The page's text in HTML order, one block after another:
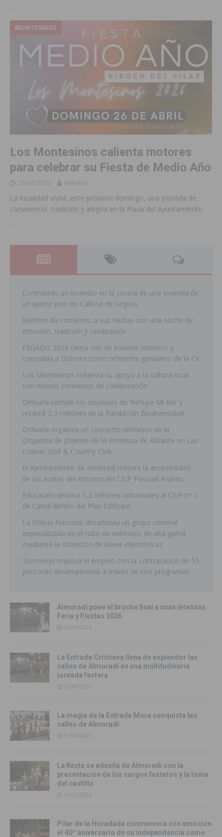
MONTESINOS
Los Montesinos calienta motores
para celebrar su Fiesta de Medio Año
22/04/2026 Roberto
La localidad vivirá, este próximo domingo, una jornada de
convivencia, tradición y alegría en la Plaza del Ayuntamiento
Controlado un incendio en la cocina de una vivienda de
un quinto piso en Callosa de Segura
Benferri da comienzo a sus fiestas con una noche de
emoción, tradición y celebración
FEGADO 2026 cierra con un balance histórico y
consolida a Dolores como referente ganadero de la CV
Los Montesinos refuerza su apoyo a la cultura local
con nuevos convenios de colaboración
Orihuela cumple los objetivos de ‘Refluye Mi Río’ y
recibirá 3,3 millones de la Fundación Biodiversidad
Orihuela organiza un concierto sinfónico de la
Orquesta de Jóvenes de la Provincia de Alicante en Las
Colinas Golf & Country Club
El Ayuntamiento de Almoradí mejora la accesibilidad
de las aceras del entorno del CEIP Pascual Andreu
Educación destina 1,2 millones adicionales al CEIP nº 2
de Catral dentro del Plan Edificant
La Policía Nacional desarticula un grupo criminal
especializado en el robo de vehículos de alta gama
mediante la clonación de llaves electrónicas
Torrevieja impulsa el empleo con la contratación de 55
personas desempleadas a través de seis programas
Almoradí pone el broche final a unas intensas
Feria y Fiestas 2026
03/08/2026
La Entrada Cristiana llena de esplendor las
calles de Almoradí en una multitudinaria
jornada festera
02/08/2026
La magia de la Entrada Mora conquista las
calles de Almoradí
01/08/2026
La fiesta se adueña de Almoradí con la
presentación de los cargos festeros y la toma
del castillo
31/07/2026
Pilar de la Horadada conmemora con emoción
el 40º aniversario de su independencia como